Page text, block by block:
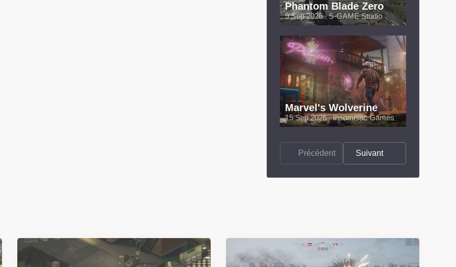
Phantom Blade Zero
9 Sep 2026 ∙ S-GAME Studio
Marvel's Wolverine
15 Sep 2026 ∙ Insomniac Games
Précédent Suivant